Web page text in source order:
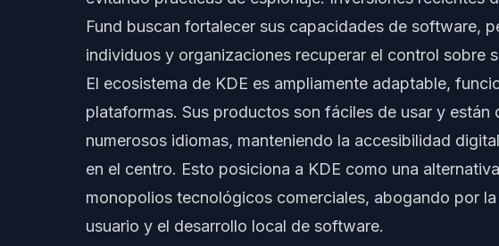
Fund buscan fortalecer sus capacidades de software,
individuos y organizaciones recuperar el control sobre
El ecosistema de KDE es ampliamente adaptable,
plataformas. Sus productos son fáciles de usar y están
numerosos idiomas, manteniendo la accesibilidad
en el centro. Esto posiciona a KDE como una
monopolios tecnológicos comerciales, abogando por
usuario y el desarrollo local de software.